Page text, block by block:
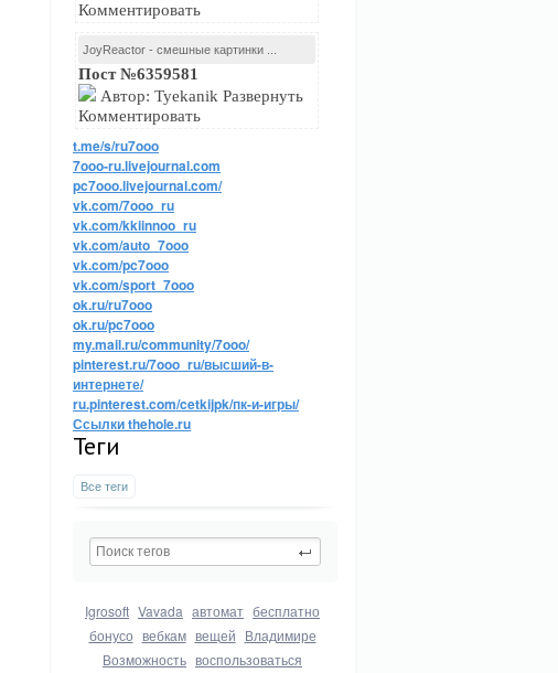
Комментировать
JoyReactor - смешные картинки ...
Пост №6359581
Автор: Tyekanik Развернуть
Комментировать
t.me/s/ru7ooo
7ooo-ru.livejournal.com
pc7ooo.livejournal.com/
vk.com/7ooo_ru
vk.com/kkiinnoo_ru
vk.com/auto_7ooo
vk.com/pc7ooo
vk.com/sport_7ooo
ok.ru/ru7ooo
ok.ru/pc7ooo
my.mail.ru/community/7ooo/
pinterest.ru/7ooo_ru/высший-в-
интернете/
ru.pinterest.com/cetkijpk/пк-и-игры/
Ссылки thehole.ru
Теги
Все теги
Igrosoft Vavada автомат бесплатно
бонусо вебкам вещей Владимире
Возможность воспользоваться